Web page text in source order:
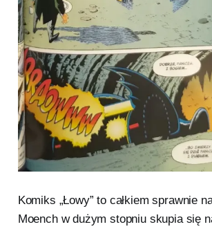
Komiks „Łowy” to całkiem sprawnie
Moench w dużym stopniu skupia się